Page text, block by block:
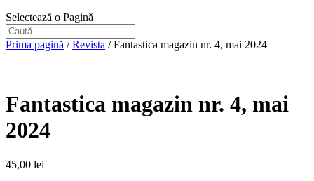
Selectează o Pagină
Prima pagină /Revista / Fantastica magazin nr. 4, mai 2024
Fantastica magazin nr. 4, mai
2024
45,00 lei